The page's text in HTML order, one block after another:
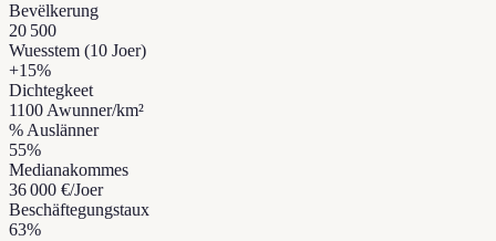
Bevëlkerung
20 500
Wuesstem (10 Joer)
+15%
Dichtegkeet
1100 Awunner/km²
% Auslänner
55%
Medianakommes
36 000 €/Joer
Beschäftegungstaux
63%